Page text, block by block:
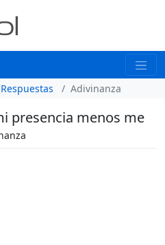
Adivinanza
presencia menos me